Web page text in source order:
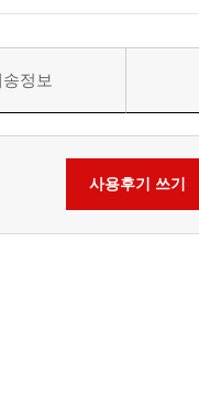
송정보
사용후기 쓰기